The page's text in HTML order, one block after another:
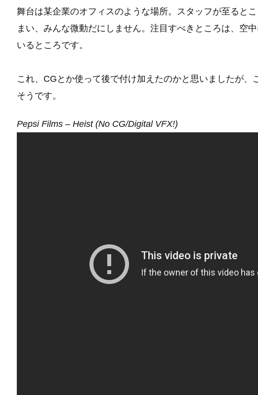
舞台は某企業のオフィスのような場所。スタッフが至ると
まい、みんな微動だにしません。注目すべきところは、空
いるところです。
これ、CGとか使って後で付け加えたのかと思いましたが
そうです。
Pepsi Films – Heist (No CG/Digital VFX!)